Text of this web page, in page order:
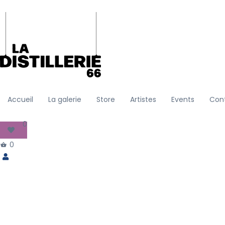
Accueil La galerie Store Artistes Events
0
0